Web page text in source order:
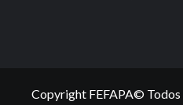
Copyright FEFAPA© Todos